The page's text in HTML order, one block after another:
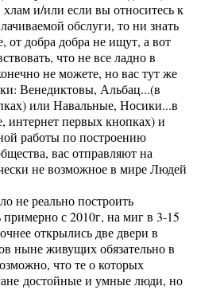
и/или если вы относитесь к
обслуги, то ни знать
от добра добра не ищут, а вот
что не все ладно в
не можете, но вас тут же
Венедиктовы, Альбац...(в
или Навальные, Носики...в
интернет первых кнопках) и
работы по построению
вас отправляют на
не возможное в мире Людей
не реально построить
с 2010г, на миг в 3-15
открылись две двери в
ныне живущих обязательно в
что те о которых
достойные и умные люди, но